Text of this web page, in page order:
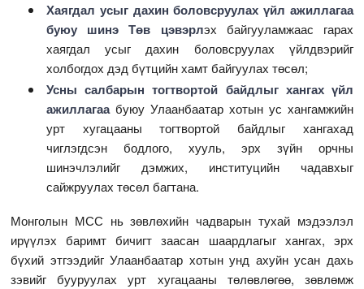
Хаягдал усыг дахин боловсруулах үйл ажиллагаа
буюу шинэ Төв цэвэрлэх байгууламжаас гарах
хаягдал усыг дахин боловсруулах үйлдвэрийг
холбогдох дэд бүтцийн хамт байгуулах төсөл;
Усны салбарын тогтвортой байдлыг хангах үйл
ажиллагаабуюу Улаанбаатар хотын ус хангамжийн
урт хугацааны тогтвортой байдлыг хангахад
чиглэгдсэн бодлого, хууль, эрх зүйн орчны
шинэчлэлийг дэмжих, институцийн чадавхыг
сайжруулах төсөл багтана.
Монголын МСС нь зөвлөхийн чадварын тухай мэдээлэл
ирүүлэх баримт бичигт заасан шаардлагыг хангах, эрх
бүхий этгээдийг Улаанбаатар хотын унд ахуйн усан дахь
зэвийг бууруулах урт хугацааны төлөвлөгөө, зөвлөмж